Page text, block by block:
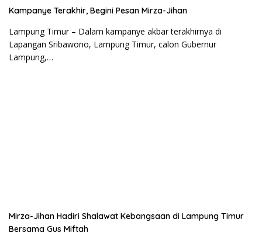
Kampanye Terakhir, Begini Pesan Mirza-Jihan
Lampung Timur – Dalam kampanye akbar terakhirnya di
Lapangan Sribawono, Lampung Timur, calon Gubernur
Lampung,…
Mirza-Jihan Hadiri Shalawat Kebangsaan di Lampung Timur
Bersama Gus Miftah